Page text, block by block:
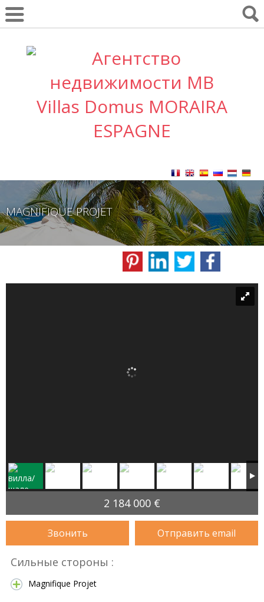
MAGNIFIQUE PROJET
2 184 000 €
Звонить Отправить email
Сильные стороны :
Magnifique Projet